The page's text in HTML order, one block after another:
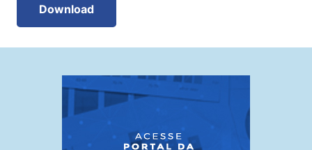
Download